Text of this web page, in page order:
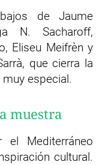
de Jaume
N. Sacharoff,
Eliseu Meifrèn y
que cierra la
especial.
muestra
el Mediterráneo
cultural.